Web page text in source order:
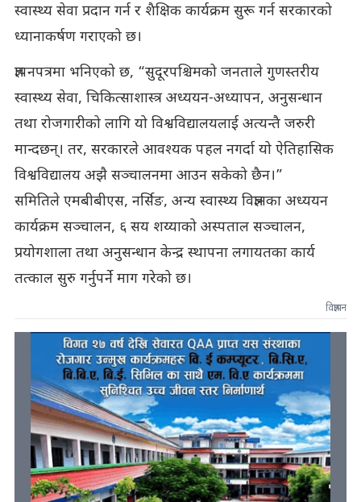
स्वास्थ्य सेवा प्रदान गर्न र शैक्षिक कार्यक्रम सुरू गर्न सरकारको
ध्यानाकर्षण गराएको छ।
ज्ञापनपत्रमा भनिएको छ, “सुदूरपश्चिमको जनताले गुणस्तरीय
स्वास्थ्य सेवा, चिकित्साशास्त्र अध्ययन-अध्यापन, अनुसन्धान
तथा रोजगारीको लागि यो विश्वविद्यालयलाई अत्यन्तै जरुरी
मान्दछन्। तर, सरकारले आवश्यक पहल नगर्दा यो ऐतिहासिक
विश्वविद्यालय अझै सञ्चालनमा आउन सकेको छैन।”
समितिले एमबीबीएस, नर्सिङ, अन्य स्वास्थ्य विज्ञानका अध्ययन
कार्यक्रम सञ्चालन, ६ सय शय्याको अस्पताल सञ्चालन,
प्रयोगशाला तथा अनुसन्धान केन्द्र स्थापना लगायतका कार्य
तत्काल सुरु गर्नुपर्ने माग गरेको छ।
विज्ञापन